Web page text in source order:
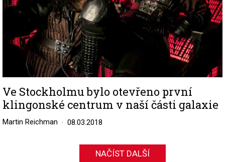
Ve Stockholmu bylo otevřeno první
klingonské centrum v naší části galaxie
Martin Reichman 08.03.2018
NAČÍST DALŠÍ